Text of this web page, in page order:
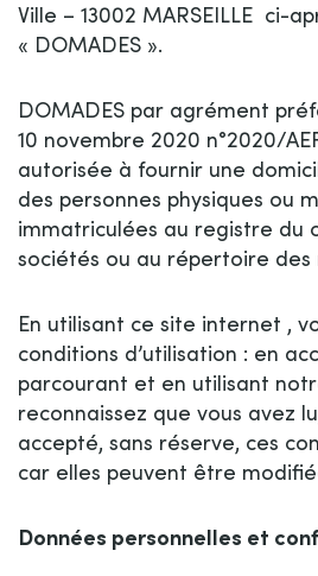
Ville – 13002 MARSEILLE ci-
« DOMADES ».
DOMADES par agrément
10 novembre 2020 n°2020/
autorisée à fournir une
des personnes physiques ou
immatriculées au registre du
sociétés ou au répertoire des
En utilisant ce site internet ,
conditions d’utilisation : en
parcourant et en utilisant
reconnaissez que vous avez
accepté, sans réserve, ces
car elles peuvent être
Données personnelles et